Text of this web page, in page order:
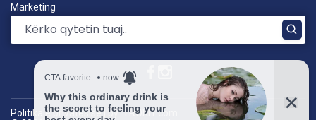
Marketing
Politika e privatësisë| by: TROKIT.com